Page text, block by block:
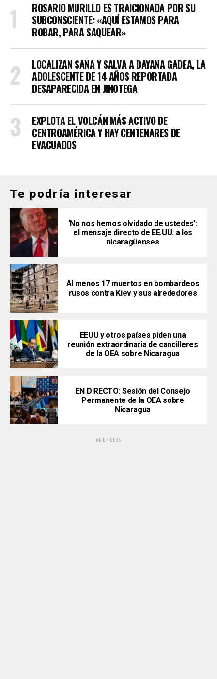
ROSARIO MURILLO ES TRAICIONADA POR SU
SUBCONSCIENTE: «AQUÍ ESTAMOS PARA
ROBAR, PARA SAQUEAR»
LOCALIZAN SANA Y SALVA A DAYANA GADEA, LA
ADOLESCENTE DE 14 AÑOS REPORTADA
DESAPARECIDA EN JINOTEGA
EXPLOTA EL VOLCÁN MÁS ACTIVO DE
CENTROAMÉRICA Y HAY CENTENARES DE
EVACUADOS
Te podría interesar
‘No nos hemos olvidado de ustedes’:
el mensaje directo de EE.UU. a los
nicaragüenses
Al menos 17 muertos en bombardeos
rusos contra Kiev y sus alrededores
EEUU y otros países piden una
reunión extraordinaria de cancilleres
de la OEA sobre Nicaragua
EN DIRECTO: Sesión del Consejo
Permanente de la OEA sobre
Nicaragua
ANUNCIOS